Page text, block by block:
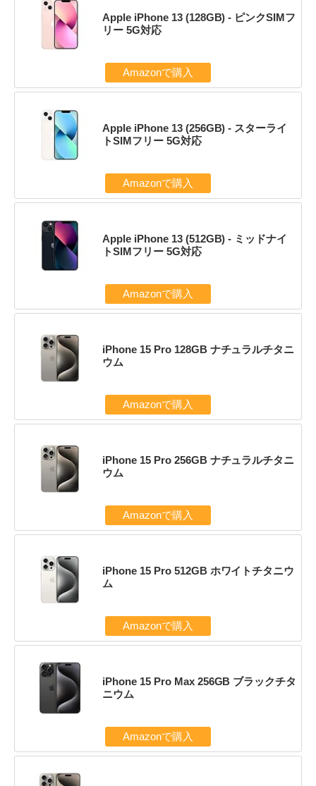
Apple iPhone 13 (128GB) - ピンクSIMフ
リー 5G対応
Amazonで購入
Apple iPhone 13 (256GB) - スターライ
トSIMフリー 5G対応
Amazonで購入
Apple iPhone 13 (512GB) - ミッドナイ
トSIMフリー 5G対応
Amazonで購入
iPhone 15 Pro 128GB ナチュラルチタニ
ウム
Amazonで購入
iPhone 15 Pro 256GB ナチュラルチタニ
ウム
Amazonで購入
iPhone 15 Pro 512GB ホワイトチタニウ
ム
Amazonで購入
iPhone 15 Pro Max 256GB ブラックチタ
ニウム
Amazonで購入